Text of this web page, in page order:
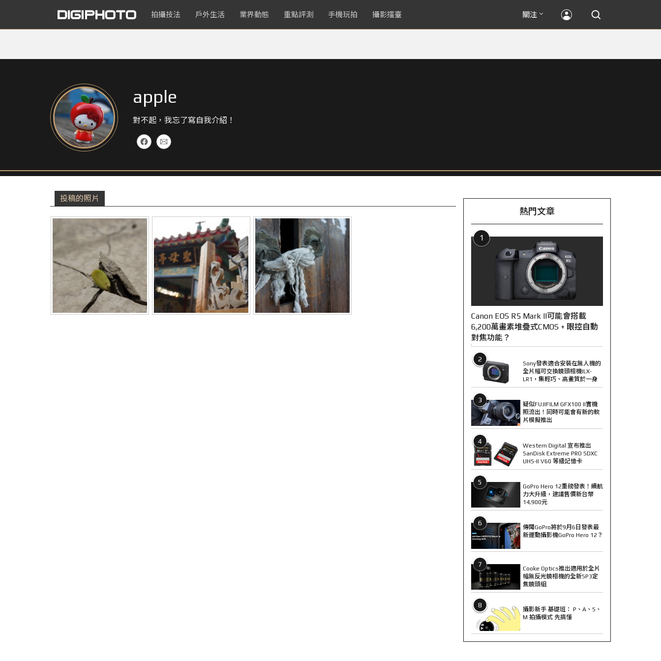
拍攝技法 戶外生活 業界動態 重點評測 手機玩拍 攝影擂臺 關注
apple
對不起，我忘了寫自我介紹！
投稿的照片
熱門文章
1
Canon EOS R5 Mark II可能會搭載
6,200萬畫素堆疊式CMOS + 眼控自動
對焦功能？
2
Sony發表適合安裝在無人機的
全片幅可交換鏡頭相機ILX-
LR1，集輕巧、高畫質於一身
3
疑似FUJIFILM GFX100 II實機
照流出！同時可能會有新的軟
片模擬推出
4
Western Digital 宣布推出
SanDisk Extreme PRO SDXC
UHS-II V60 等級記憶卡
5
GoPro Hero 12重磅發表！續航
力大升級，建議售價新台幣
14,900元
6
傳聞GoPro將於9月6日發表最
新運動攝影機GoPro Hero 12？
7
Cooke Optics推出適用於全片
幅無反光鏡相機的全新SP3定
焦鏡頭組
8
攝影新手 基礎班： P、A、S、
M 拍攝模式 先搞懂